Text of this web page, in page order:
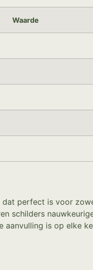
Waarde
perfect is voor
schilders
aanvulling is op elke